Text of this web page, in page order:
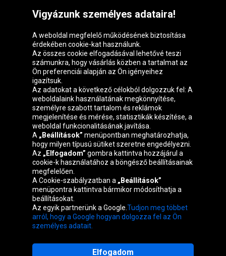
Oponeo csoport
Belgique
Česká
republika
Deutschland
España
Österreich Polska
Slovenská
republika
United
Kingdom
Vigyázunk személyes adataira!
A weboldal megfelelő működésének biztosítása
érdekében cookie-kat használunk.
Az összes cookie elfogadásával lehetővé teszi
számunkra, hogy vásárlás közben a tartalmat az
Ön preferenciái alapján az Ön igényeihez
igazítsuk.
Az adatokat a következő célokból dolgozzuk fel: A
weboldalaink használatának megkönnyítése,
személyre szabott tartalom és reklámok
megjelenítése és mérése, statisztikák készítése, a
weboldal funkcionalitásának javítása.
A „Beállítások” menüpontban meghatározhatja,
hogy milyen típusú sütiket szeretne engedélyezni.
Az „Elfogadom” gombra kattintva hozzájárul a
cookie-k használatához a böngésző beállításainak
megfelelően.
A Cookie-szabályzatban a „Beállítások”
menüpontra kattintva bármikor módosíthatja a
beállításokat.
Az egyik partnerünk a Google. Tudjon meg többet
arról, hogy a Google hogyan dolgozza fel az Ön
személyes adatait.
Elfogadom